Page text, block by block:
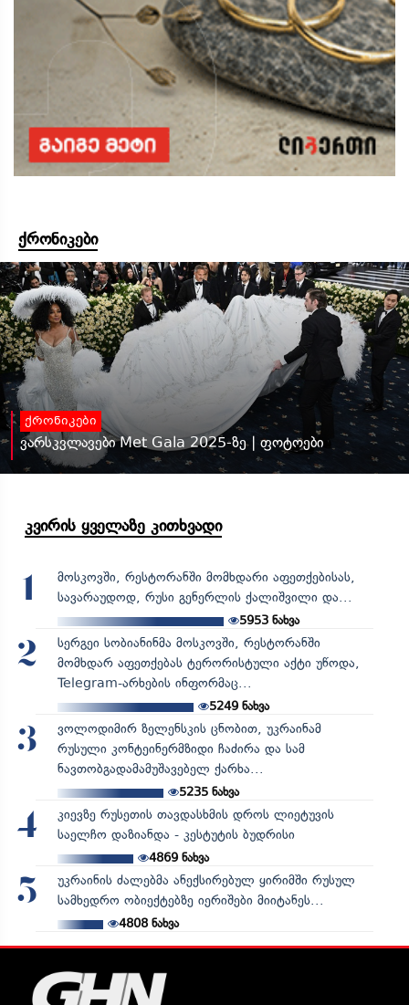
ქრონიკები
ქრონიკები
ვარსკვლავები Met Gala 2025-ზე | ფოტოები
კვირის ყველაზე კითხვადი
1
მოსკოვში, რესტორანში მომხდარი აფეთქებისას,
სავარაუდოდ, რუსი გენერლის ქალიშვილი და...
5953 ნახვა
2
სერგეი სობიანინმა მოსკოვში, რესტორანში
მომხდარ აფეთქებას ტერორისტული აქტი უწოდა,
Telegram-არხების ინფორმაც...
5249ნახვა
3
ვოლოდიმირ ზელენსკის ცნობით, უკრაინამ
რუსული კონტეინერმზიდი ჩაძირა და სამ
ნავთობგადამამუშავებელ ქარხა...
5235ნახვა
4
კიევზე რუსეთის თავდასხმის დროს ლიეტუვის
საელჩო დაზიანდა - კესტუტის ბუდრისი
4869ნახვა
5
უკრაინის ძალებმა ანექსირებულ ყირიმში რუსულ
სამხედრო ობიექტებზე იერიშები მიიტანეს...
4808ნახვა